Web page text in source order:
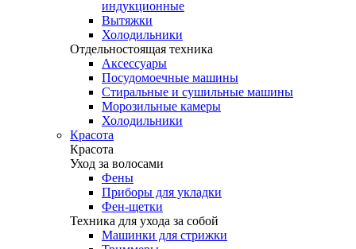
индукционные
Вытяжки
Холодильники
Отдельностоящая техника
Аксессуары
Посудомоечные машины
Стиральные и сушильные машины
Морозильные камеры
Холодильники
Красота
Красота
Уход за волосами
Фены
Приборы для укладки
Фен-щетки
Техника для ухода за собой
Машинки для стрижки